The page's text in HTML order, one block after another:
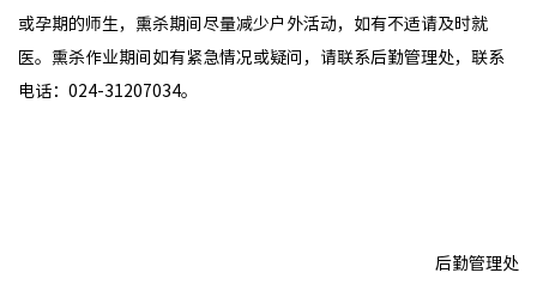
或孕期的师生，熏杀期间尽量减少户外活动，如有不适请及时就
医。熏杀作业期间如有紧急情况或疑问，请联系后勤管理处，联系
电话：024-31207034。
后勤管理处